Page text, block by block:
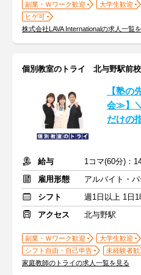
副業・Ｗワーク歓迎 大学生歓迎
ヒゲ可
株式会社LAVA Internationalの求人一覧
個別教室のトライ 北与野駅前校
【塾
会≫】
だけの
給与
1コマ(60分)：
雇用形態
アルバイト・パ
シフト
週1日以上 1日
アクセス
北与野駅
副業・Ｗワーク歓迎 大学生歓迎
シフト自由・自己申告
未経験者歓
家庭教師のトライの求人一覧を見る